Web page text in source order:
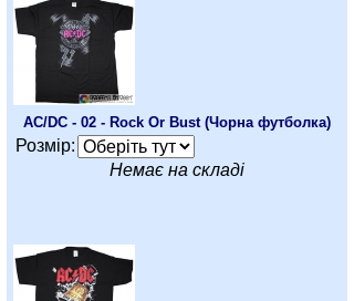
AC/DC - 02 - Rock Or Bust (Чорна футболка)
Розмір:
Немає на складі